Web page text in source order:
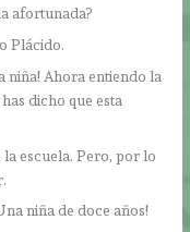
afortunada?
Plácido.
niña! Ahora entiendo la
dicho que esta
escuela. Pero, por lo
niña de doce años!